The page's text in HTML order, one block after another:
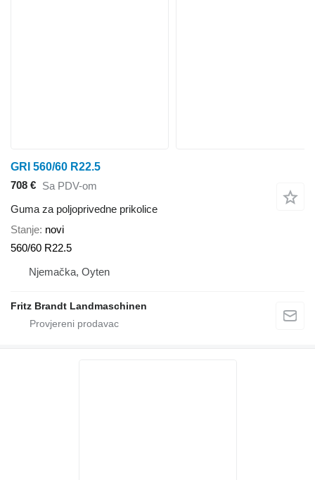
GRI 560/60 R22.5
708 € Sa PDV-om
Guma za poljoprivedne prikolice
Stanje novi
560/60 R22.5
Njemačka, Oyten
Fritz Brandt Landmaschinen